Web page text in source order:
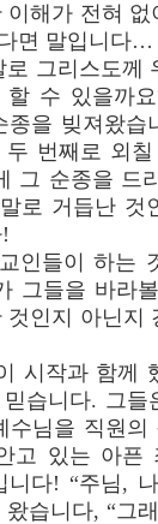
이해가 전혀 없
면 말입니다…
그리스도께
할 수 있을까
을 빚져왔습
두 번째로 외
그 순종을 드
로 거듭난 것
들이 하는
그들을 바라
것인지 아닌지
작과 함께
습니다. 그들
수님을 직원의
고 있는 아픈
니다! “주님,
습니다, “그